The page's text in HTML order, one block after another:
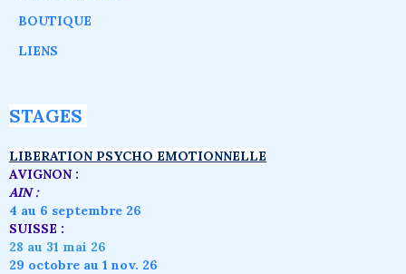
BOUTIQUE
LIENS
STAGES
LIBERATION PSYCHO EMOTIONNELLE
AVIGNON :
AIN :
4 au 6 septembre 26
SUISSE :
28 au 31 mai 26
29 octobre au 1 nov. 26